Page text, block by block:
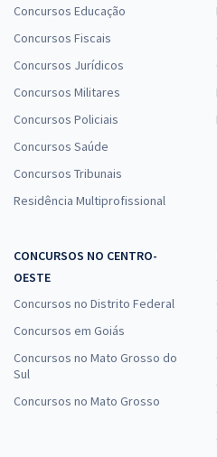
Concursos Educação
Concursos Fiscais
Concursos Jurídicos
Concursos Militares
Concursos Policiais
Concursos Saúde
Concursos Tribunais
Residência Multiprofissional
CONCURSOS NO CENTRO-
OESTE
Concursos no Distrito Federal
Concursos em Goiás
Concursos no Mato Grosso do
Sul
Concursos no Mato Grosso